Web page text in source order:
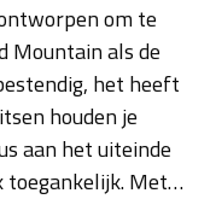
om te
Mountain als de
het heeft
houden je
aan het uiteinde
toegankelijk. Met